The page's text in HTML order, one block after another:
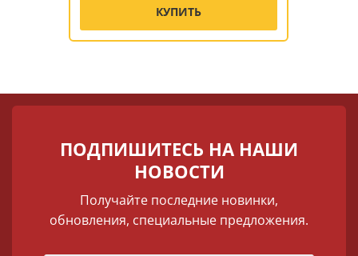
КУПИТЬ
ПОДПИШИТЕСЬ НА НАШИ
НОВОСТИ
Получайте последние новинки,
обновления, специальные предложения.